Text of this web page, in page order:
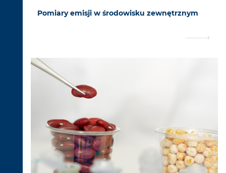
Pomiary emisji w środowisku zewnętrznym